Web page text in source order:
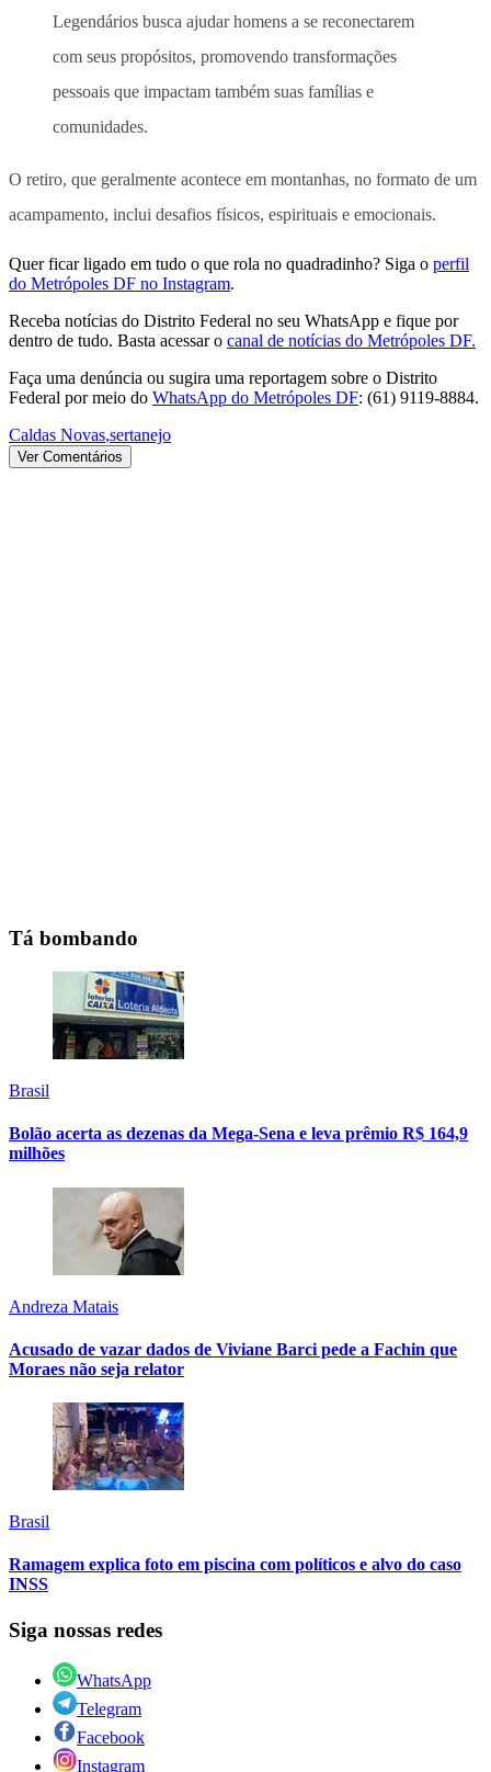
Legendários busca ajudar homens a se reconectarem
com seus propósitos, promovendo transformações
pessoais que impactam também suas famílias e
comunidades.
O retiro, que geralmente acontece em montanhas, no formato de um
acampamento, inclui desafios físicos, espirituais e emocionais.
Quer ficar ligado em tudo o que rola no quadradinho? Siga o perfil
do Metrópoles DF no Instagram.
Receba notícias do Distrito Federal no seu WhatsApp e fique por
dentro de tudo. Basta acessar o canal de notícias do Metrópoles DF.
Faça uma denúncia ou sugira uma reportagem sobre o Distrito
Federal por meio do WhatsApp do Metrópoles DF: (61) 9119-8884.
Caldas Novas,sertanejo
Ver Comentários
Tá bombando
Brasil
Bolão acerta as dezenas da Mega-Sena e leva prêmio R$ 164,9
milhões
Andreza Matais
Acusado de vazar dados de Viviane Barci pede a Fachin que
Moraes não seja relator
Brasil
Ramagem explica foto em piscina com políticos e alvo do caso
INSS
Siga nossas redes
WhatsApp
Telegram
Facebook
Instagram